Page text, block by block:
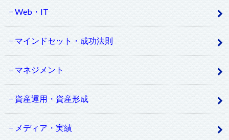
Web・IT
マインドセット・成功法則
マネジメント
資産運用・資産形成
メディア・実績